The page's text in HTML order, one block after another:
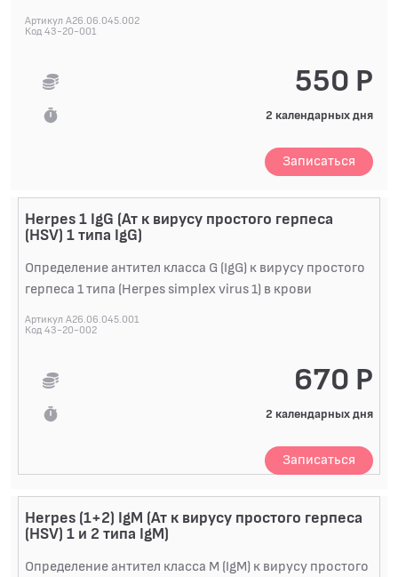
ИНФЕКЦИИ ВИРУСНЫЕ. ВИЧ-инфекция (HIV)
ИНФЕКЦИИ ВИРУСНЫЕ. Коронавирус COVID-19
ИНФЕКЦИИ ВИРУСНЫЕ. Парвовирус B19
(Parvovirus B19, вирус инфекционной эритемы)
ИНФЕКЦИИ ВИРУСНЫЕ. Цитомегаловирус (CMV,
ИММУНОЛОГИЧЕСКИЕ ИССЛЕДОВАНИЯ
АУТОИММУННАЯ ПАТОЛОГИЯ
ГЕНЕТИКА
АЛЛЕРГОЛОГИЧЕСКИЕ ИССЛЕДОВАНИЯ
ИССЛЕДОВАНИЯ
БАКТЕРИОЛОГИЧЕСКИЕ ИССЛЕДОВАНИЯ
БИОХИМИЧЕСКИЕ ИССЛЕДОВАНИЯ
ГИСТОЛОГИЧЕСКИЕ ИССЛЕДОВАНИЯ
Артикул A26.06.045.002
Код 43-20-001
550 Р
2 календарных дня
Записаться
Herpes 1 IgG (Ат к вирусу простого герпеса
(HSV) 1 типа IgG)
Определение антител класса G (IgG) к вирусу простого
герпеса 1 типа (Herpes simplex virus 1) в крови
Артикул A26.06.045.001
Код 43-20-002
670 Р
2 календарных дня
Записаться
Herpes (1+2) IgM (Ат к вирусу простого герпеса
(HSV) 1 и 2 типа IgM)
Определение антител класса M (IgM) к вирусу простого